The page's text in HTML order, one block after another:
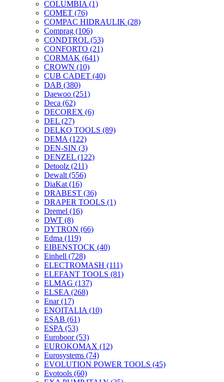
COLUMBIA (1)
COMET (76)
COMPAC HIDRAULIK (28)
Comprag (106)
CONDTROL (53)
CONFORTO (21)
CORMAK (641)
CROWN (10)
CUB CADET (40)
DAB (380)
Daewoo (251)
Deca (62)
DECOREX (6)
DEL (27)
DELKO TOOLS (89)
DEMA (122)
DEN-SIN (3)
DENZEL (122)
Detoolz (211)
Dewalt (556)
DiaKat (16)
DRABEST (36)
DRAPER TOOLS (1)
Dremel (16)
DWT (8)
DYTRON (66)
Edma (119)
EIBENSTOCK (40)
Einhell (728)
ELECTROMASH (111)
ELEFANT TOOLS (81)
ELMAG (137)
ELSEA (268)
Enar(17)
ENOITALIA (10)
ESAB (61)
ESPA (53)
Euroboor(53)
EUROKOMAX (12)
Eurosystems (74)
EVOLUTION POWER TOOLS (45)
Evotools (60)